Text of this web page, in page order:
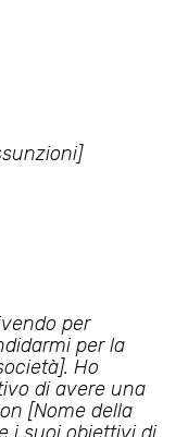
per
per la
Ho
di avere una
[Nome della